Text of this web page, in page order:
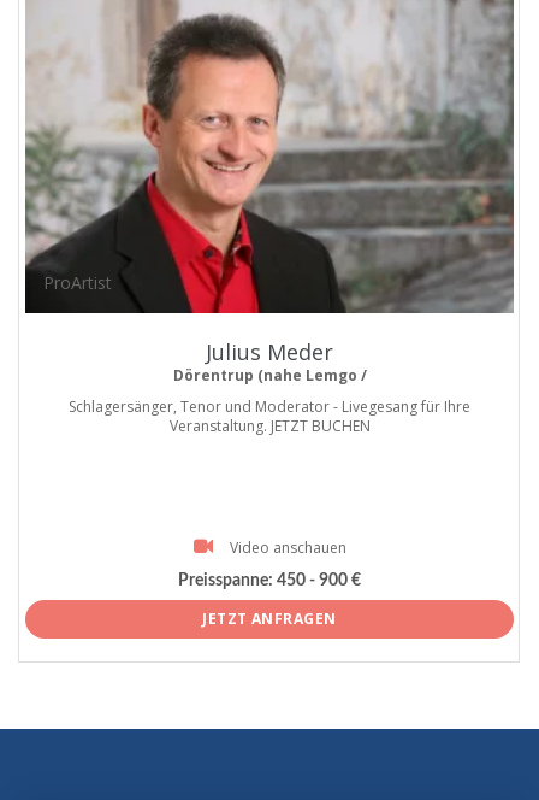
ProArtist
Julius Meder
Dörentrup (nahe Lemgo /
Schlagersänger, Tenor und Moderator - Livegesang für Ihre
Veranstaltung. JETZT BUCHEN
Video anschauen
Preisspanne: 450 - 900 €
JETZT ANFRAGEN